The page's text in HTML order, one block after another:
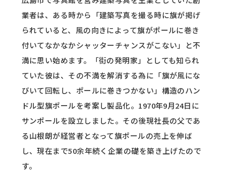
業者は、ある時から「建築写真を撮る時に旗が掲げ
られていると、風の向きによって旗がポールに巻き
付いてなかなかシャッターチャンスがこない」と不
満に思い始めます。「街の発明家」としても知られ
ていた彼は、その不満を解消する為に「旗が風にな
びいて回転し、ポールに巻きつかない」構造のハン
ドル型旗ポールを考案し製品化。1970年9月24日に
サンポールを設立しました。その後現社長の父であ
る山根朗が経営者となって旗ポールの売上を伸ば
し、現在まで50余年続く企業の礎を築き上げたので
す。